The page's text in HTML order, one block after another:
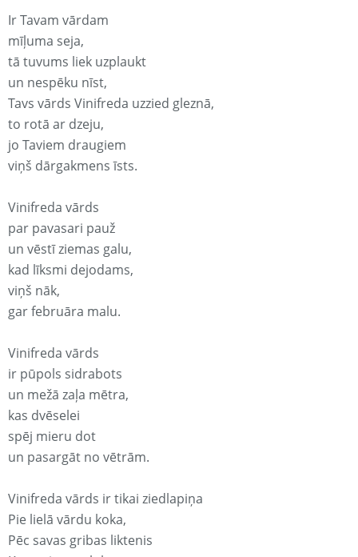
Ir Tavam vārdam
mīļuma seja,
tā tuvums liek uzplaukt
un nespēku nīst,
Tavs vārds Vinifreda uzzied gleznā,
to rotā ar dzeju,
jo Taviem draugiem
viņš dārgakmens īsts.
Vinifreda vārds
par pavasari pauž
un vēstī ziemas galu,
kad līksmi dejodams,
viņš nāk,
gar februāra malu.
Vinifreda vārds
ir pūpols sidrabots
un mežā zaļa mētra,
kas dvēselei
spēj mieru dot
un pasargāt no vētrām.
Vinifreda vārds ir tikai ziedlapiņa
Pie lielā vārdu koka,
Pēc savas gribas liktenis